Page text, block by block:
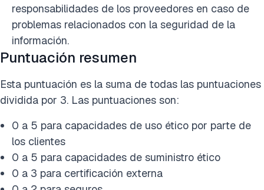
responsabilidades de los proveedores en caso de
problemas relacionados con la seguridad de la
información.
Puntuación resumen
Esta puntuación es la suma de todas las puntuaciones
dividida por 3. Las puntuaciones son:
0 a 5 para capacidades de uso ético por parte de
los clientes
0 a 5 para capacidades de suministro ético
0 a 3 para certificación externa